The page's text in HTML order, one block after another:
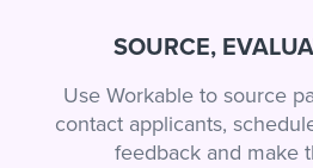
SOURCE,
Use Workable to source
contact applicants,
feedback and make